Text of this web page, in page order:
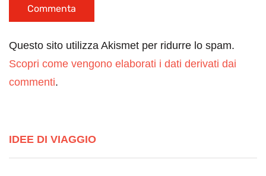
Questo sito utilizza Akismet per ridurre lo spam.
Scopri come vengono elaborati i dati derivati dai
commenti.
IDEE DI VIAGGIO